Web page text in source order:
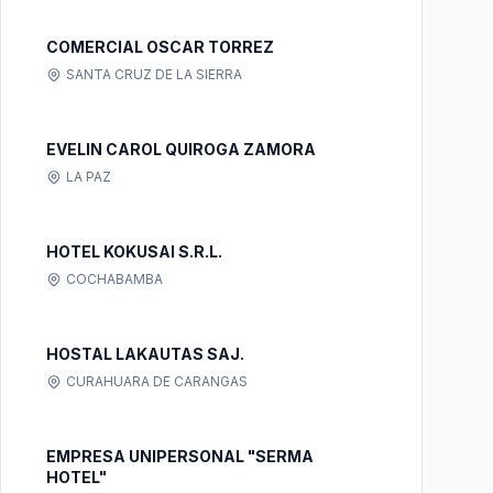
COMERCIAL OSCAR TORREZ
SANTA CRUZ DE LA SIERRA
EVELIN CAROL QUIROGA ZAMORA
LA PAZ
HOTEL KOKUSAI S.R.L.
COCHABAMBA
HOSTAL LAKAUTAS SAJ.
CURAHUARA DE CARANGAS
EMPRESA UNIPERSONAL "SERMA
HOTEL"